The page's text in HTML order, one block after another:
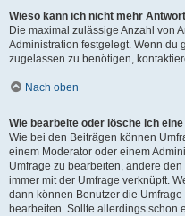
Wieso kann ich nicht mehr
Die maximal zulässige Anzahl von
Administration festgelegt. Wenn du
zugelassen zu benötigen,
Nach oben
Wie bearbeite oder lösche ich
Wie bei den Beiträgen können
einem Moderator oder einem
Umfrage zu bearbeiten, ändere
immer mit der Umfrage verknüpft.
dann können Benutzer die
bearbeiten. Sollte allerdings schon